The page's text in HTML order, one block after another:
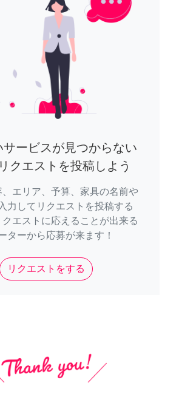
サービスが見つからない
クエストを投稿しよう
、エリア、予算、家具の名前や
力してリクエストを投稿する
クエストに応えることが出来る
ターから応募が来ます！
リクエストをする